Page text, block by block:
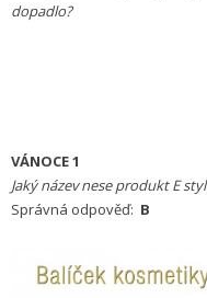
dopadlo?
VÁNOCE 1
Jaký název nese produkt E
Správná odpověď: B